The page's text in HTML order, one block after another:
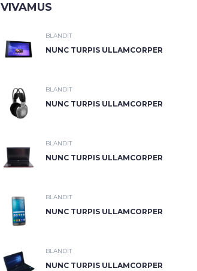
VIVAMUS
BLANDIT
NUNC TURPIS ULLAMCORPER
BLANDIT
NUNC TURPIS ULLAMCORPER
BLANDIT
NUNC TURPIS ULLAMCORPER
BLANDIT
NUNC TURPIS ULLAMCORPER
BLANDIT
NUNC TURPIS ULLAMCORPER